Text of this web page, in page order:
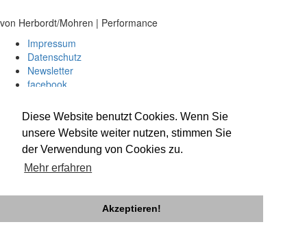
Diese Website benutzt Cookies. Wenn Sie
unsere Website weiter nutzen, stimmen Sie
der Verwendung von Cookies zu.
Mehr erfahren
Akzeptieren!
von Herbordt/Mohren | Performance
Impressum
Datenschutz
Newsletter
facebook
instagram